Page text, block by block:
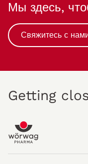
Мы здесь,
Свяжитесь с
Getting